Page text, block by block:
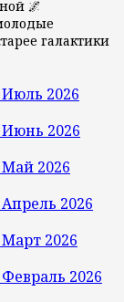
🌌
галактики
2026
2026
2026
2026
2026
2026